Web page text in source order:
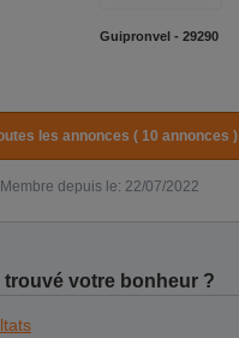
Guipronvel - 29290
les annonces ( 10 annonces )
Membre depuis le: 22/07/2022
trouvé votre bonheur ?